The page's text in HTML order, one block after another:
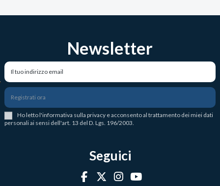
Newsletter
Registrati ora
Ho letto l'informativa sulla privacy e acconsento al trattamento dei miei dati
personali ai sensi dell'art. 13 del D. Lgs. 196/2003.
Seguici